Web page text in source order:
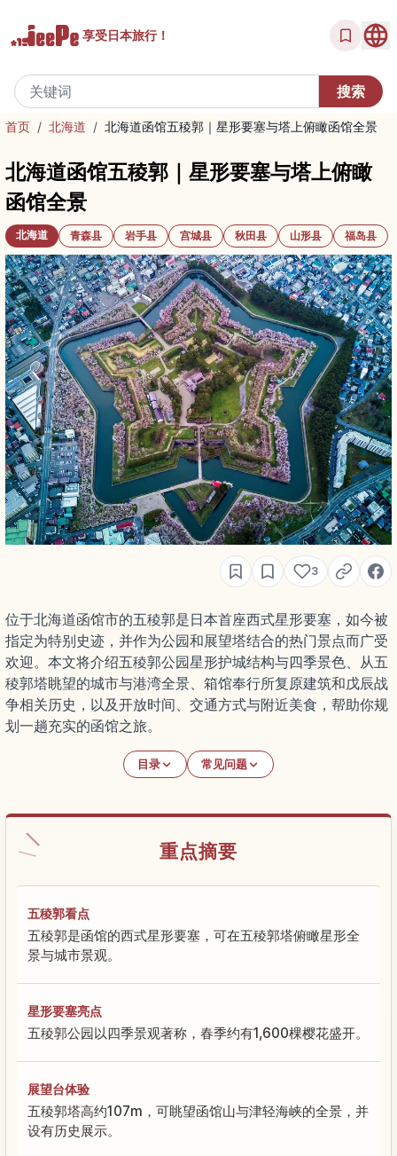
享受日本旅行！
首页 / 北海道 / 北海道函馆五稜郭｜星形要塞与塔上俯瞰函馆全景
北海道函馆五稜郭｜星形要塞与塔上俯瞰
函馆全景
北海道 青森县 岩手县 宫城县 秋田县 山形县 福岛县
3
位于北海道函馆市的五稜郭是日本首座西式星形要塞，如今被
指定为特别史迹，并作为公园和展望塔结合的热门景点而广受
欢迎。本文将介绍五稜郭公园星形护城结构与四季景色、从五
稜郭塔眺望的城市与港湾全景、箱馆奉行所复原建筑和戊辰战
争相关历史，以及开放时间、交通方式与附近美食，帮助你规
划一趟充实的函馆之旅。
目录 常见问题
重点摘要
五稜郭看点
五稜郭是函馆的西式星形要塞，可在五稜郭塔俯瞰星形全
景与城市景观。
星形要塞亮点
五稜郭公园以四季景观著称，春季约有1,600棵樱花盛开。
展望台体验
五稜郭塔高约107m，可眺望函馆山与津轻海峡的全景，并
设有历史展示。